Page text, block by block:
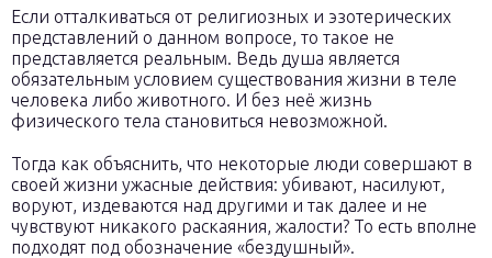
Если отталкиваться от религиозных и эзотерических
представлений о данном вопросе, то такое не
представляется реальным. Ведь душа является
обязательным условием существования жизни в теле
человека либо животного. И без неё жизнь
физического тела становиться невозможной.
Тогда как объяснить, что некоторые люди совершают в
своей жизни ужасные действия: убивают, насилуют,
воруют, издеваются над другими и так далее и не
чувствуют никакого раскаяния, жалости? То есть вполне
подходят под обозначение «бездушный».